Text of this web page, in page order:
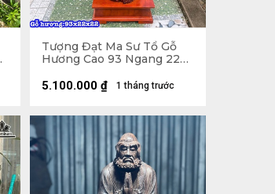
Tượng Đạt Ma Sư Tổ Gỗ
Hương Cao 93 Ngang 22
1 tháng trước
5.100.000 ₫